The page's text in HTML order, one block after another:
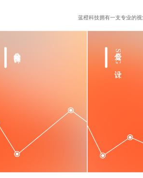
蓝橙科技拥有一支专业的
公众号SVG设计